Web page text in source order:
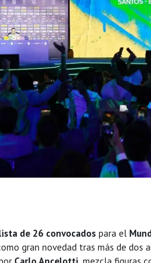
de 26 convocados para el
gran novedad tras más de dos